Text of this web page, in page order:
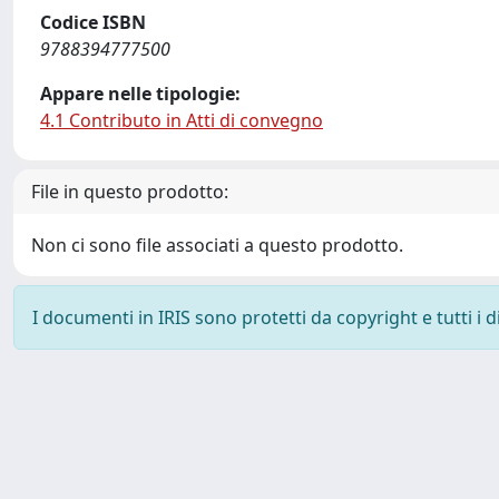
Codice ISBN
9788394777500
Appare nelle tipologie:
4.1 Contributo in Atti di convegno
File in questo prodotto:
Non ci sono file associati a questo prodotto.
I documenti in IRIS sono protetti da copyright e tutti i